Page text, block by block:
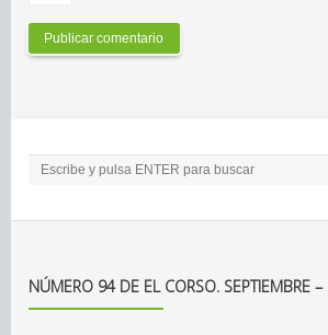
NÚMERO 94 DE EL CORSO. SEPTIEMBRE